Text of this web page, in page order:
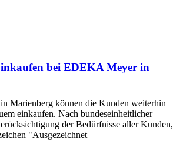
bei EDEKA Meyer in
Marienberg können die Kunden weiterhin
einkaufen. Nach bundeseinheitlicher
der Bedürfnisse aller Kunden,
"Ausgezeichnet